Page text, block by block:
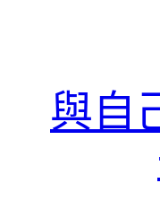
與自